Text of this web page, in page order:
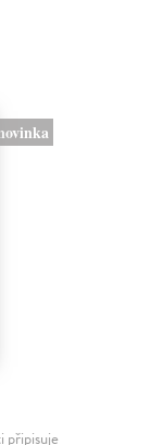
připisuje